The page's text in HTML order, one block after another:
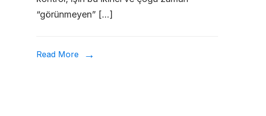
“görünmeyen” […]
Read More